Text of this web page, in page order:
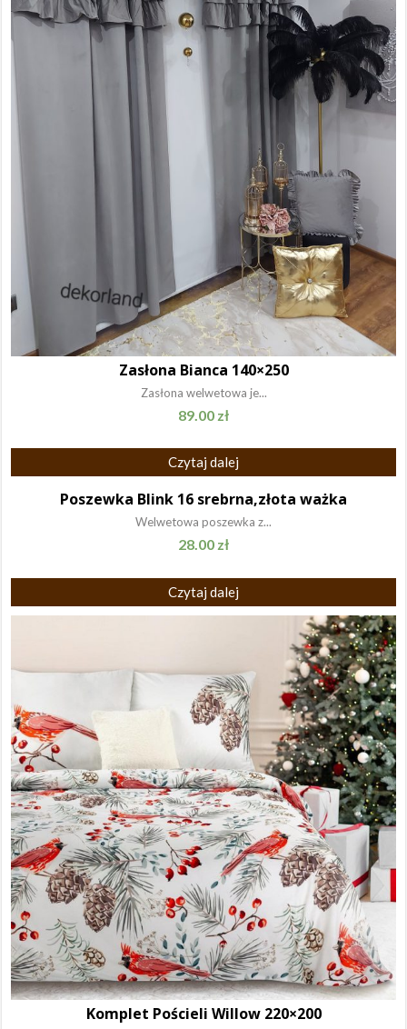
Zasłona Bianca 140×250
Zasłona welwetowa je...
89.00 zł
Czytaj dalej
Poszewka Blink 16 srebrna,złota ważka
Welwetowa poszewka z...
28.00 zł
Czytaj dalej
Komplet Pościeli Willow 220×200